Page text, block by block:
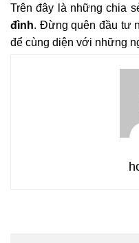
Trên đây là những chia
đình. Đừng quên đầu tư
để cùng diện với những